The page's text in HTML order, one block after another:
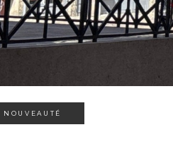
NOUVEAUTÉ